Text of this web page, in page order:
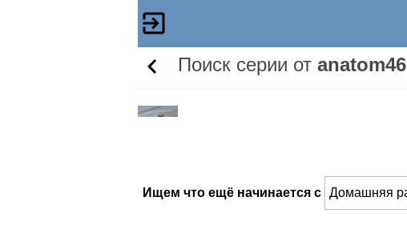
Поиск серии от anatom46
Ищем что ещё начинается с